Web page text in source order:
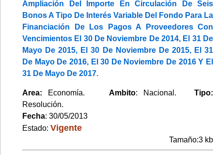
Ampliación Del Importe En Circulación De Seis
Bonos A Tipo De Interés Variable Del Fondo Para La
Financiación De Los Pagos A Proveedores Con
Vencimientos El 30 De Noviembre De 2014, El 31 De
Mayo De 2015, El 30 De Noviembre De 2015, El 31
De Mayo De 2016, El 30 De Noviembre De 2016 Y El
31 De Mayo De 2017.
Area: Economía. Ambito: Nacional.Tipo:
Resolución.
Fecha: 30/05/2013
Estado: Vigente
Tamaño:3 kb